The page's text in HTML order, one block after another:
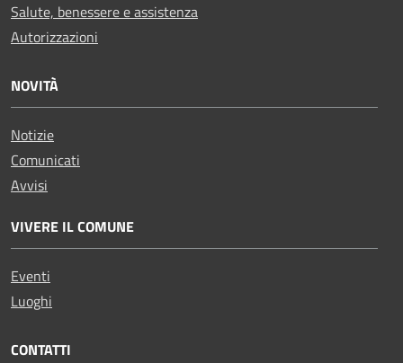
Salute, benessere e assistenza
Autorizzazioni
NOVITÀ
Notizie
Comunicati
Avvisi
VIVERE IL COMUNE
Eventi
Luoghi
CONTATTI